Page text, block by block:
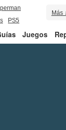
PS5
Más
Juegos